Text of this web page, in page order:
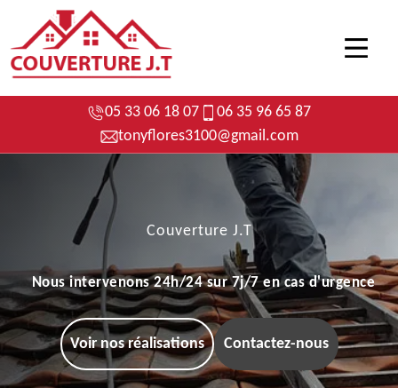
05 33 06 18 07
06 35 96 65 87
tonyflores3100@gmail.com
Couverture J.T
Nous intervenons 24h/24 sur 7j/7 en cas d'urgence
Voir nos réalisations Contactez-nous